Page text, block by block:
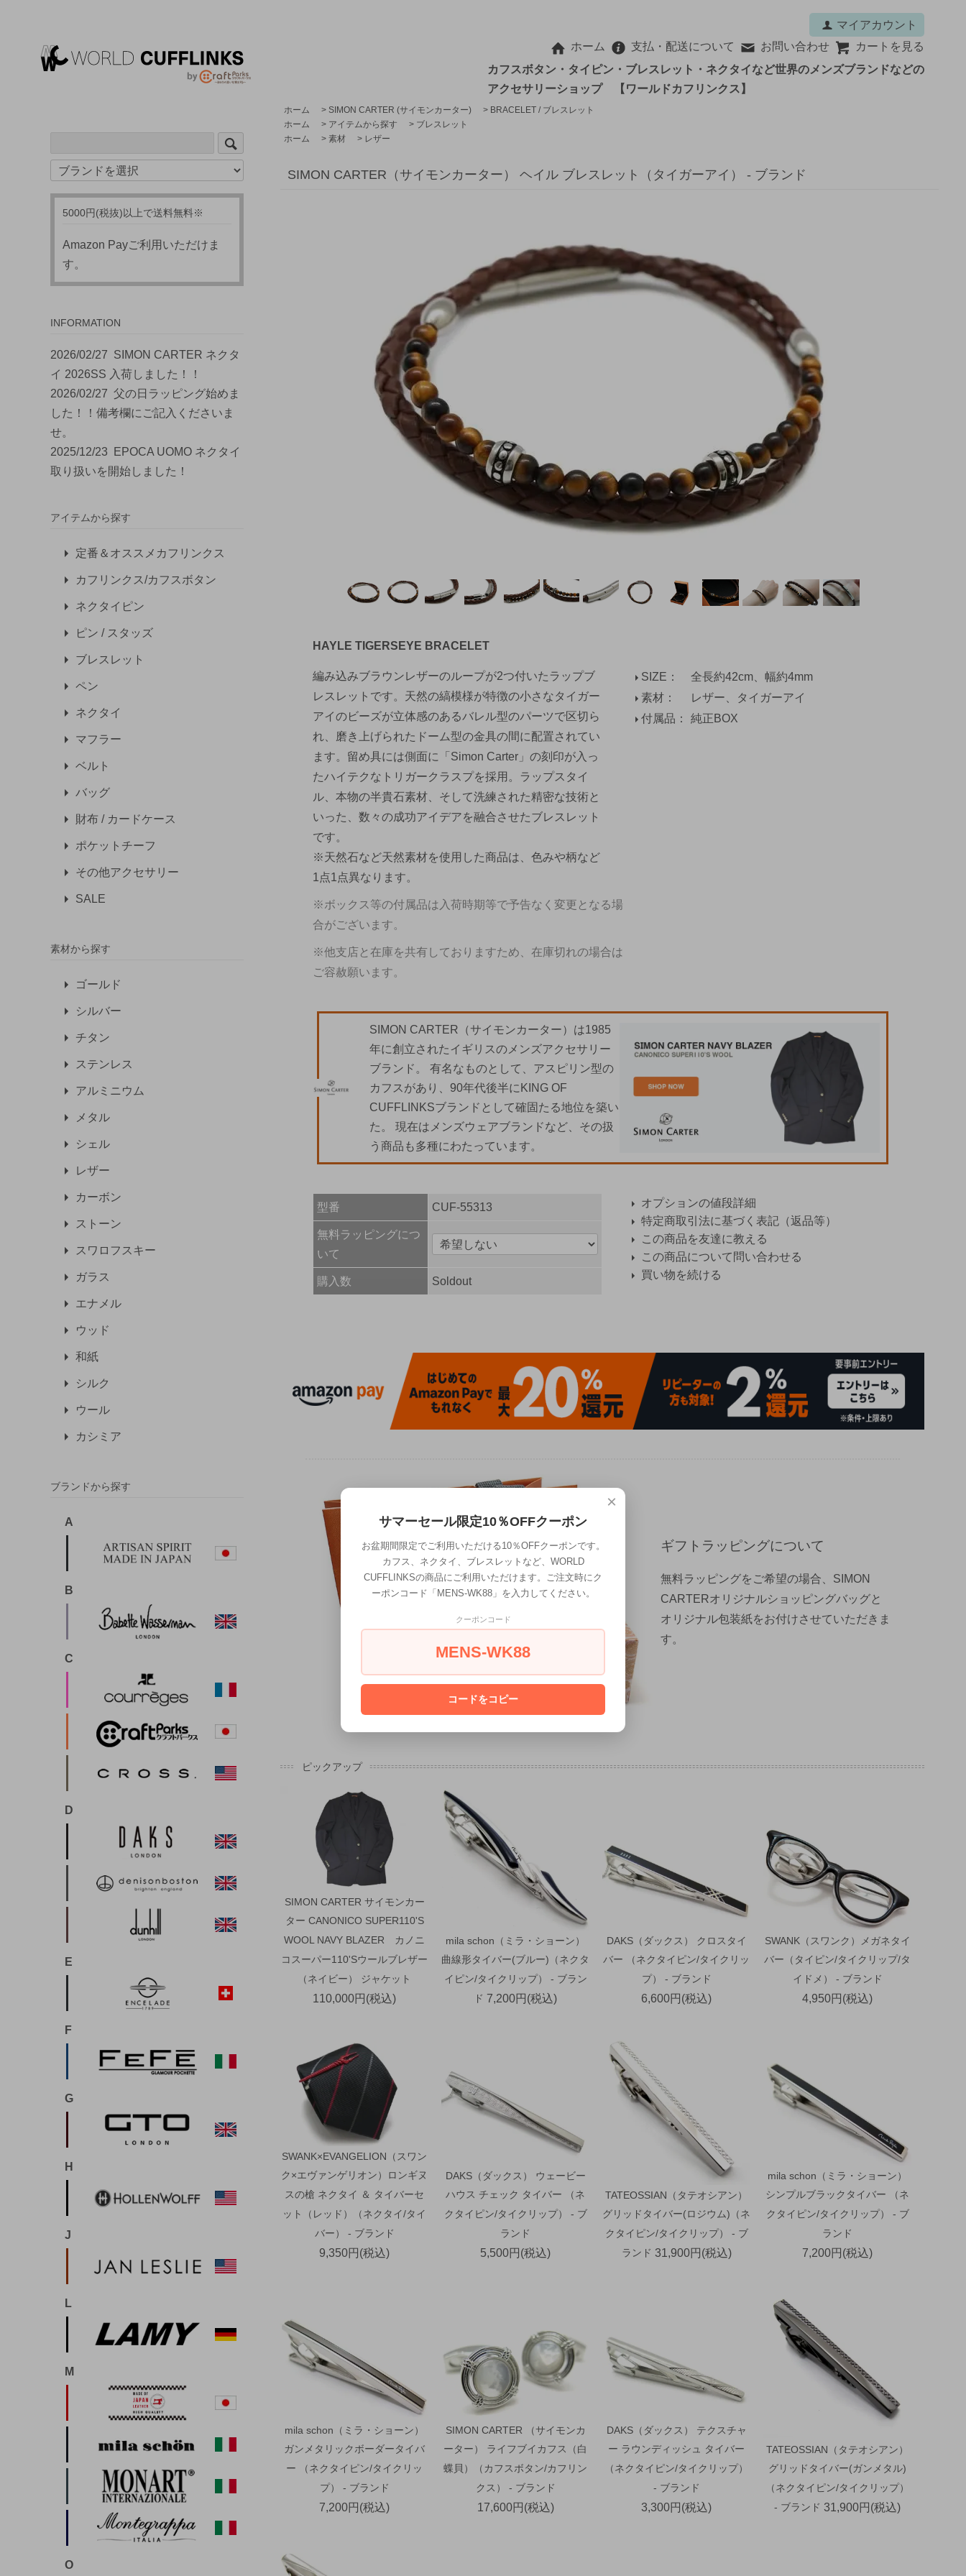
マイアカウント
ホーム
支払・配送について お問い合わせ
カートを見る
カフスボタン・タイピン・ブレスレット・ネクタイなど世界のメンズブランドなどの
アクセサリーショップ 【ワールドカフリンクス】
ホーム > SIMON CARTER (サイモンカーター) > BRACELET / ブレスレット
ホーム
> アイテムから探す > ブレスレット
ホーム
>素材 > レザー
SIMON CARTER（サイモンカーター） ヘイル ブレスレット（タイガーアイ） - ブランド
HAYLE TIGERSEYE BRACELET
編み込みブラウンレザーのループが2つ付いたラップブ
レスレットです。天然の縞模様が特徴の小さなタイガー
アイのビーズが立体感のあるバレル型のパーツで区切ら
れ、磨き上げられたドーム型の金具の間に配置されてい
ます。留め具には側面に「Simon Carter」の刻印が入っ
たハイテクなトリガークラスプを採用。ラップスタイ
ル、本物の半貴石素材、そして洗練された精密な技術と
いった、数々の成功アイデアを融合させたブレスレット
です。
SIZE
全長約42cm、幅約4mm
素材
レザー、タイガーアイ
付属品
純正BOX
※天然石など天然素材を使用した商品は、色みや柄など
1点1点異なります。
※ボックス等の付属品は入荷時期等で予告なく変更となる場
合がございます。
※他支店と在庫を共有しておりますため、在庫切れの場合は
ご容赦願います。
SIMON CARTER（サイモンカーター）は1985
年に創立されたイギリスのメンズアクセサリー
ブランド。 有名なものとして、アスピリン型の
カフスがあり、90年代後半にKING OF
CUFFLINKSブランドとして確固たる地位を築い
た。 現在はメンズウェアブランドなど、その扱
う商品も多種にわたっています。
型番 CUF-55313
無料ラッピングにつ
いて
購入数 Soldout
オプションの値段詳細
特定商取引法に基づく表記（返品等）
この商品を友達に教える
この商品について問い合わせる
買い物を続ける
ギフトラッピングについて
無料ラッピングをご希望の場合、SIMON
CARTERオリジナルショッピングバッグと
オリジナル包装紙をお付けさせていただきま
す。
ピックアップ
SIMON CARTER サイモンカー
ター CANONICO SUPER110'S
WOOL NAVY BLAZER カノニ
コスーパー110'Sウールブレザー
（ネイビー） ジャケット
110,000円(税込)
mila schon（ミラ・ショーン）
曲線形タイバー(ブルー)（ネクタ
イピン/タイクリップ） - ブラン
ド 7,200円(税込)
DAKS（ダックス） クロスタイ
バー （ネクタイピン/タイクリッ
プ） - ブランド
6,600円(税込)
SWANK（スワンク）メガネタイ
バー（タイピン/タイクリップ/タ
イドメ） - ブランド
4,950円(税込)
SWANK×EVANGELION（スワン
ク×エヴァンゲリオン）ロンギヌ
スの槍 ネクタイ ＆ タイバーセ
ット（レッド）（ネクタイ/タイ
バー） - ブランド
9,350円(税込)
DAKS（ダックス） ウェービー
ハウス チェック タイバー （ネ
クタイピン/タイクリップ） - ブ
ランド
5,500円(税込)
TATEOSSIAN（タテオシアン）
グリッドタイバー(ロジウム)（ネ
クタイピン/タイクリップ） - ブ
ランド 31,900円(税込)
mila schon（ミラ・ショーン）
シンプルブラックタイバー （ネ
クタイピン/タイクリップ） - ブ
ランド
7,200円(税込)
mila schon（ミラ・ショーン）
ガンメタリックボーダータイバ
ー （ネクタイピン/タイクリッ
プ） - ブランド
7,200円(税込)
SIMON CARTER （サイモンカ
ーター） ライフブイカフス（白
蝶貝）（カフスボタン/カフリン
クス） - ブランド
17,600円(税込)
DAKS（ダックス） テクスチャ
ー ラウンディッシュ タイバー
（ネクタイピン/タイクリップ）
- ブランド
3,300円(税込)
TATEOSSIAN（タテオシアン）
グリッドタイバー(ガンメタル)
（ネクタイピン/タイクリップ）
- ブランド 31,900円(税込)
5000円(税抜)以上で送料無料※
Amazon Payご利用いただけま
す。
INFORMATION
2026/02/27 SIMON CARTER ネクタ
イ 2026SS 入荷しました！！
2026/02/27父の日ラッピング始めま
した！！備考欄にご記入くださいま
せ。
2025/12/23
EPOCA UOMO ネクタイ
取り扱いを開始しました！
アイテムから探す
定番＆オススメカフリンクス
カフリンクス/カフスボタン
ネクタイピン
ピン / スタッズ
ブレスレット
ペン
ネクタイ
マフラー
ベルト
バッグ
財布 / カードケース
ポケットチーフ
その他アクセサリー
SALE
素材から探す
ゴールド
シルバー
チタン
ステンレス
アルミニウム
メタル
シェル
レザー
カーボン
ストーン
スワロフスキー
ガラス
エナメル
ウッド
和紙
シルク
ウール
カシミア
ブランドから探す
A
B
C
D
E
F
G
H
J
L
M
O
×
サマーセール限定10％OFFクーポン
お盆期間限定でご利用いただける10％OFFクーポンです。
カフス、ネクタイ、ブレスレットなど、WORLD
CUFFLINKSの商品にご利用いただけます。ご注文時にク
ーポンコード「MENS-WK88」を入力してください。
クーポンコード
MENS-WK88
コードをコピー